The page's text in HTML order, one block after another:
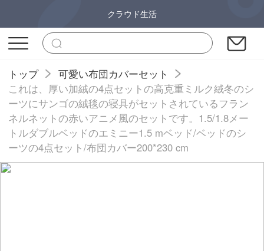
クラウド生活
トップ
可愛い布団カバーセット
これは、厚い加絨の4点セットの高克重ミルク絨冬のシ
ーツにサンゴの絨毯の寝具がセットされているフラン
ネルネットの赤いアニメ風のセットです。1.5/1.8メー
トルダブルベッドのエミニー1.5 mベッド/ベッドのシ
ーツの4点セット/布団カバー200*230 cm